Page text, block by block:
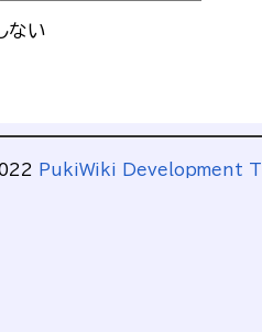
ない
PukiWiki Development